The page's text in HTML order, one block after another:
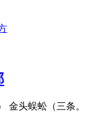
金头蜈蚣（三条。